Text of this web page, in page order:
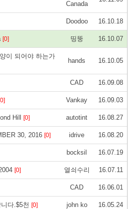
Canada
Doodoo 16.10.18
[0] 띵뚱 16.10.07
이 되어야 하는가
hands 16.10.05
CAD 16.09.08
Vankay 16.09.03
Hill [0] autotint 16.08.27
30, 2016 [0] idrive 16.08.20
bocksil 16.07.19
[0] 열쇠수리 16.07.11
CAD 16.06.01
다.$5천 [0] john ko 16.05.24